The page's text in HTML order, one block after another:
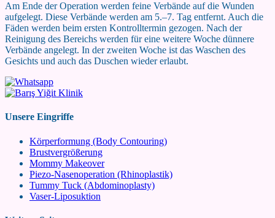
Am Ende der Operation werden feine Verbände auf die Wunden
aufgelegt. Diese Verbände werden am 5.–7. Tag entfernt. Auch die
Fäden werden beim ersten Kontrolltermin gezogen. Nach der
Reinigung des Bereichs werden für eine weitere Woche dünnere
Verbände angelegt. In der zweiten Woche ist das Waschen des
Gesichts und auch das Duschen wieder erlaubt.
Unsere Eingriffe
Körperformung (Body Contouring)
Brustvergrößerung
Mommy Makeover
Piezo-Nasenoperation (Rhinoplastik)
Tummy Tuck (Abdominoplasty)
Vaser-Liposuktion